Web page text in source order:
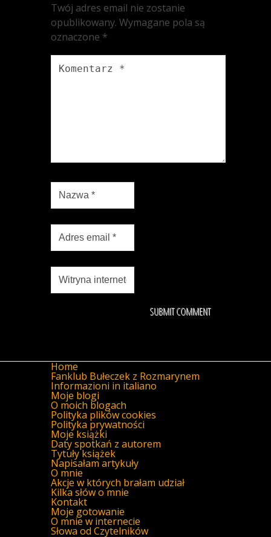
Twój adres email nie zostanie
opublikowany. Wymagane pola są
oznaczone *
Home
Fanklub Bułeczek z Rozmarynem
Informazioni in italiano
Moje blogi
O moich blogach
Polityka plików cookies
Polityka prywatności
Moje książki
Daty spotkań z autorem
Tytuły książek
Napisałam artykuły
O mnie
Akcje w których brałam udział
Kilka słów o mnie
Kontakt
Moje gotowanie
O mnie w internecie
Słowa od Czytelników